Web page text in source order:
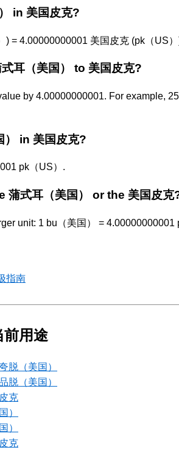
in 美国皮克?
) = 4.00000000001 美国皮克 (pk（US）
耳（美国） to 美国皮克?
by 4.00000000001. For example,
） in 美国皮克?
pk（US）.
式耳（美国） or the 美国皮克
unit: 1 bu（美国） = 4.00000000001
指南
前用途
脱（美国）
脱（美国）
克
）
）
克